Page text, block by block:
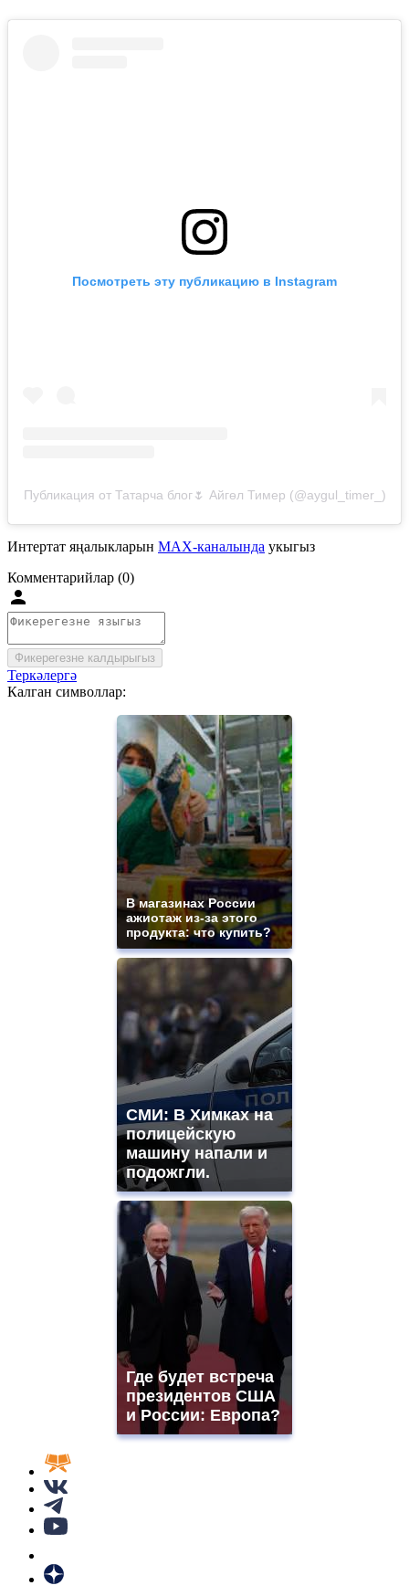
Посмотреть эту публикацию в Instagram
Публикация от Татарча блог🌷 Айгөл Тимер (@aygul_timer_)
Интертат яңалыкларын MAX-каналында укыгыз
Комментарийлар (0)
Фикерегезне калдырыгыз
Теркәлергә
Калган символлар:
В магазинах России
ажиотаж из-за этого
продукта: что купить?
СМИ: В Химках на
полицейскую
машину напали и
подожгли.
Где будет встреча
президентов США
и России: Европа?